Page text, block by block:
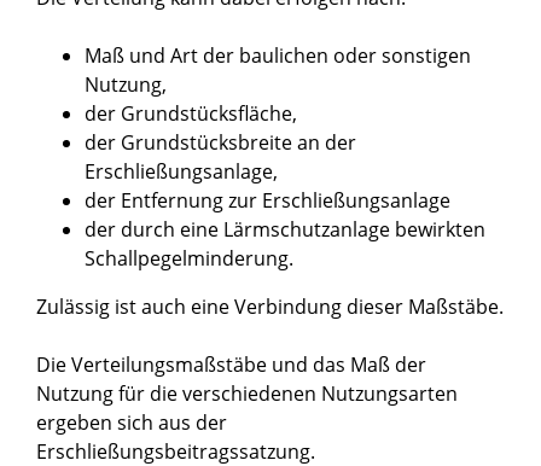
Maß und Art der baulichen oder sonstigen
Nutzung,
der Grundstücksfläche,
der Grundstücksbreite an der
Erschließungsanlage,
der Entfernung zur Erschließungsanlage
der durch eine Lärmschutzanlage bewirkten
Schallpegelminderung.
Zulässig ist auch eine Verbindung dieser Maßstäbe.
Die Verteilungsmaßstäbe und das Maß der
Nutzung für die verschiedenen Nutzungsarten
ergeben sich aus der
Erschließungsbeitragssatzung.